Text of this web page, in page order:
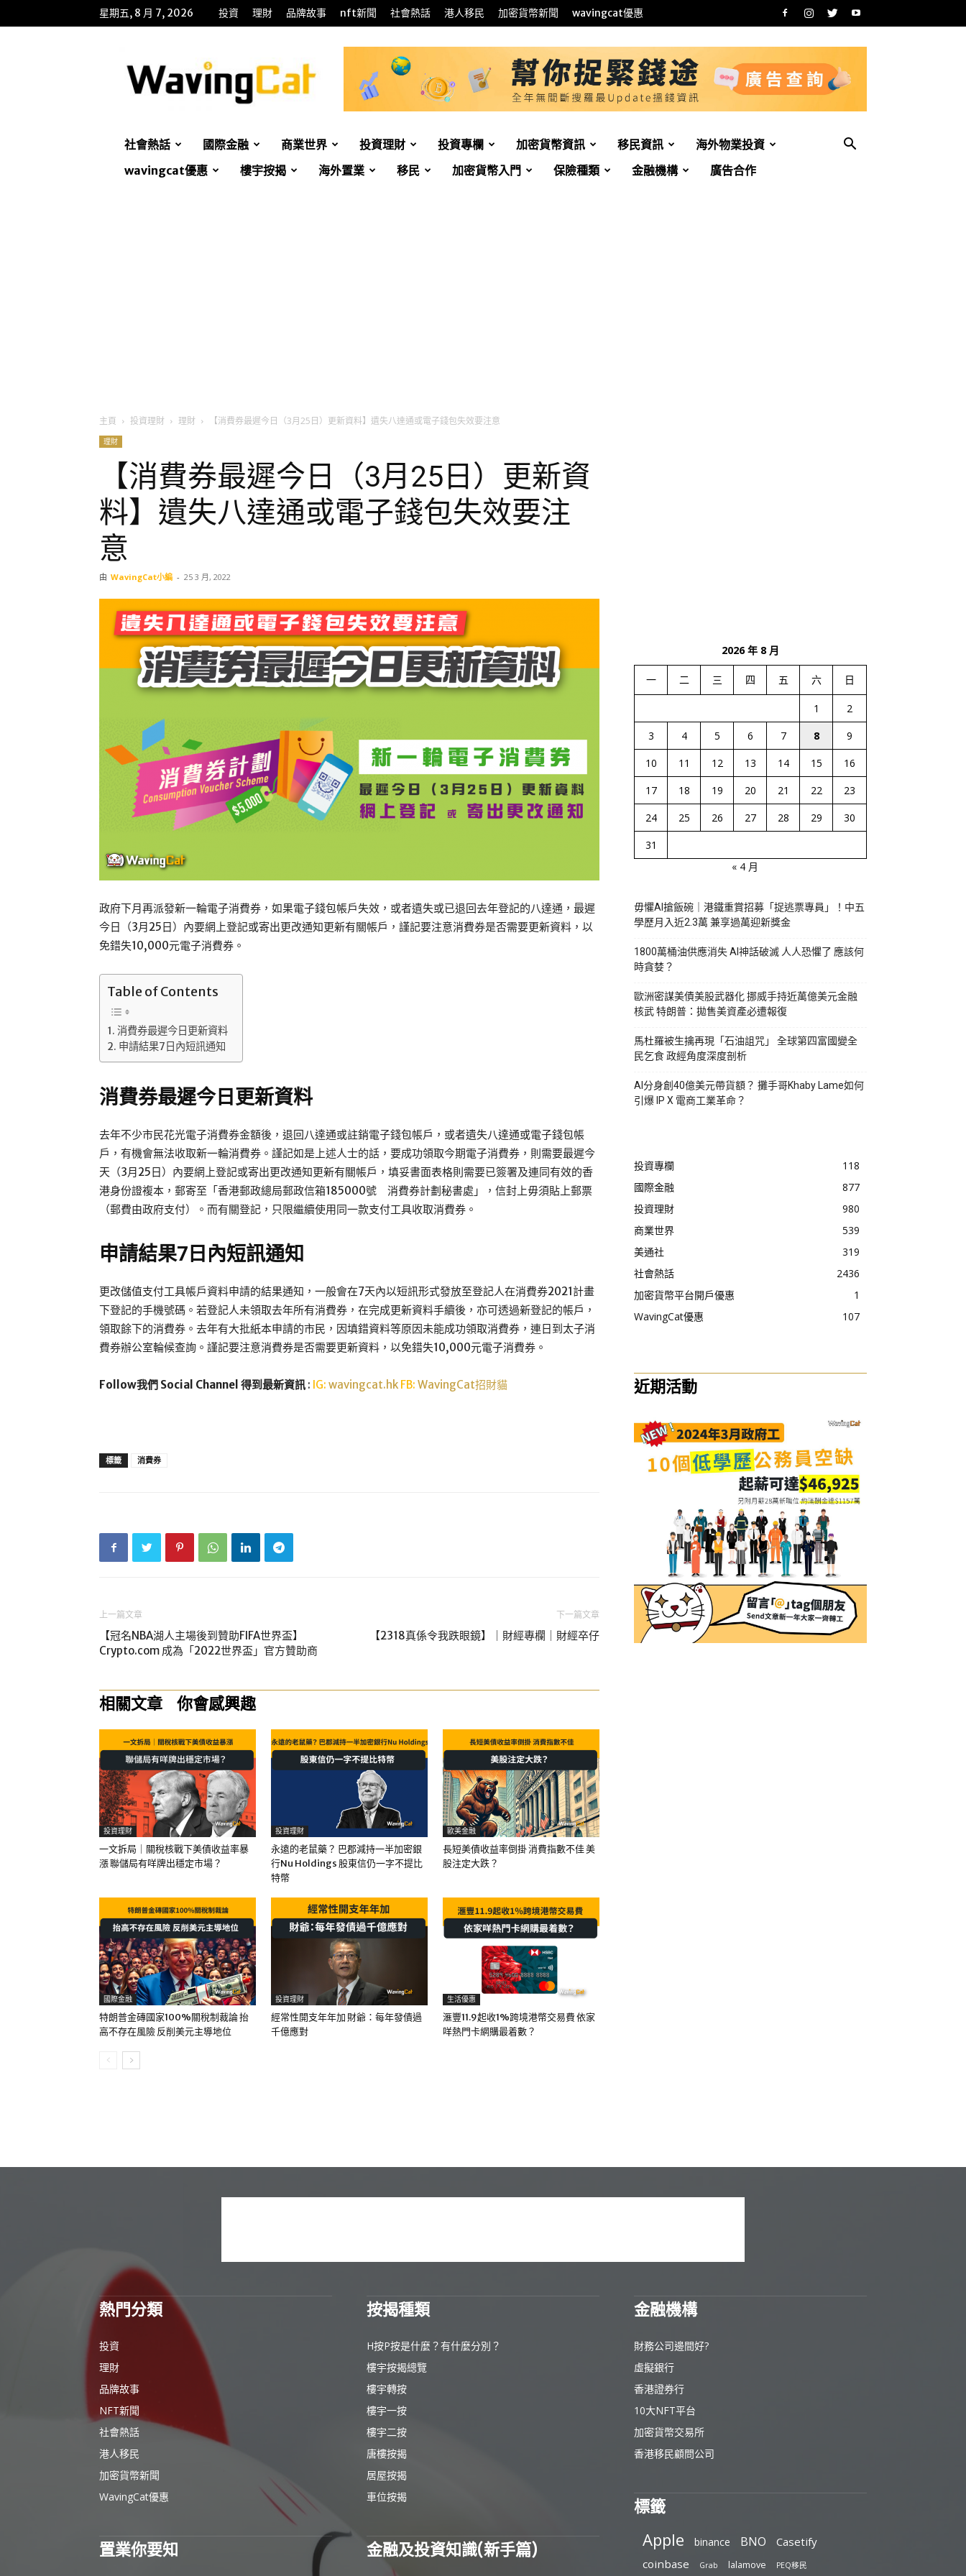
星期五, 8 月 7, 2026 投資 理財 品牌故事 nft新聞 社會熱話 港人移民 加密貨幣新聞 wavingcat優惠
招
財
貓
社會熱話 國際金融 商業世界 投資理財 投資專欄 加密貨幣資訊 移民資訊
海外物業投資
wavingcat優惠
樓宇按揭 海外置業 移民 加密貨幣入門 保險種類 金融機構 廣告合作
主頁 投資理財 理財 【消費券最遲今日（3月25日）更新資料】遺失八達通或電子錢包失效要注意
理財
【消費券最遲今日（3月25日）更新資
料】遺失八達通或電子錢包失效要注
意
由 WavingCat小編 - 25 3 月, 2022
政府下月再派發新一輪電子消費券，如果電子錢包帳戶失效，或者遺失或已退回去年登記的八達通，最遲
今日（3月25日）內要網上登記或寄出更改通知更新有關帳戶，謹記要注意消費券是否需要更新資料，以
免錯失10,000元電子消費券。
Table of Contents
消費券最遲今日更新資料
申請結果7日內短訊通知
消費券最遲今日更新資料
去年不少市民花光電子消費券金額後，退回八達通或註銷電子錢包帳戶，或者遺失八達通或電子錢包帳
戶，有機會無法收取新一輪消費券。謹記如是上述人士的話，要成功領取今期電子消費券，則需要最遲今
天（3月25日）內要網上登記或寄出更改通知更新有關帳戶，填妥書面表格則需要已簽署及連同有效的香
港身份證複本，郵寄至「香港郵政總局郵政信箱185000號 消費券計劃秘書處」，信封上毋須貼上郵票
（郵費由政府支付）。而有關登記，只限繼續使用同一款支付工具收取消費券。
申請結果7日內短訊通知
更改儲值支付工具帳戶資料申請的結果通知，一般會在7天內以短訊形式發放至登記人在消費券2021計畫
下登記的手機號碼。若登記人未領取去年所有消費券，在完成更新資料手續後，亦可透過新登記的帳戶，
領取餘下的消費券。去年有大批紙本申請的市民，因填錯資料等原因未能成功領取消費券，連日到太子消
費券辦公室輪候查詢。謹記要注意消費券是否需要更新資料，以免錯失10,000元電子消費券。
Follow我們 Social Channel 得到最新資訊 : IG: wavingcat.hkFB: WavingCat招財貓
標籤 消費券
上一篇文章
【冠名NBA湖人主場後到贊助FIFA世界盃】
Crypto.com 成為「2022世界盃」官方贊助商
下一篇文章
【2318真係令我跌眼鏡】｜財經專欄｜財經卒仔
相關文章 你會感興趣
投資理財
一文拆局｜關稅核戰下美債收益率暴
漲 聯儲局有咩牌出穩定市場？
投資理財
永遠的老鼠藥？ 巴郡減持一半加密銀
行Nu Holdings 股東信仍一字不提比
特幣
歐美金融
長短美債收益率倒掛 消費指數不佳 美
股注定大跌？
國際金融
特朗普金磚國家100%關稅制裁論 抬
高不存在風險 反削美元主導地位
投資理財
經常性開支年年加 財爺：每年發債過
千億應對
生活優惠
滙豐11.9起收1%跨境港幣交易費 依家
咩熱門卡網購最着數？
2026 年 8 月
一 二 三 四 五 六 日
1
2
3
4 5 6 7 8
9
10
11 12 13 14 15
16
17
18 19 20 21 22
23
24
25 26 27 28 29
30
31
« 4 月
毋懼AI搶飯碗｜港鐵重賞招募「捉逃票專員」！中五
學歷月入近2.3萬 兼享過萬迎新獎金
1800萬桶油供應消失 AI神話破滅 人人恐懼了 應該何
時貪婪？
歐洲密謀美債美股武器化 挪威手持近萬億美元金融
核武 特朗普：拋售美資產必遭報復
馬杜羅被生擒再現「石油詛咒」 全球第四富國變全
民乞食 政經角度深度剖析
AI分身創40億美元帶貨額？ 攤手哥Khaby Lame如何
引爆 IP X 電商工業革命？
投資專欄
118
國際金融
877
投資理財
980
商業世界
539
美通社
319
社會熱話
2436
加密貨幣平台開戶優惠
1
WavingCat優惠
107
近期活動
熱門分類
投資
理財
品牌故事
NFT新聞
社會熱話
港人移民
加密貨幣新聞
WavingCat優惠
置業你要知
按揭種類
H按P按是什麼？有什麼分別？
樓宇按揭總覽
樓宇轉按
樓宇一按
樓宇二按
唐樓按揭
居屋按揭
車位按揭
金融及投資知識(新手篇)
金融機構
財務公司邊間好?
虛擬銀行
香港證券行
10大NFT平台
加密貨幣交易所
香港移民顧問公司
標籤
Apple binance BNO
Casetify
coinbase
Grab lalamove PEQ移民